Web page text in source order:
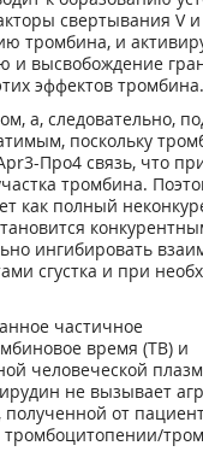
свертывания V и
тромбина, и
и высвобождение
эффектов тромбина.
а, следовательно,
поскольку
Про4 связь, что
тромбина.
как полный
ингибировать
сгустка и при
частичное
время (ТВ) и
человеческой
не вызывает
от